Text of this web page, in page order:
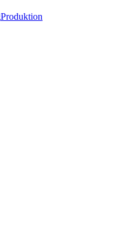
Produktion